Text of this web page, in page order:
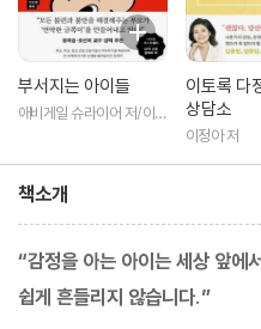
부서지는 아이들
애비게일 슈라이어 저/이수
이토록 다
상담소
이정아 저
책소개
“감정을 아는 아이는 세상 앞에
쉽게 흔들리지 않습니다.”